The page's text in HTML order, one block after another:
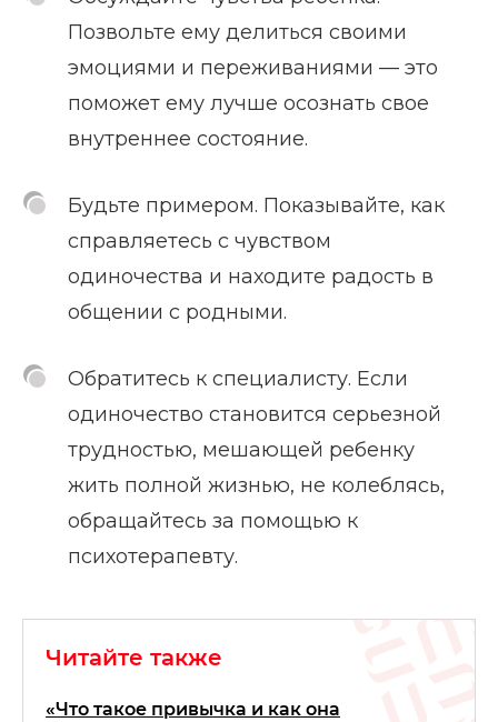
Позвольте ему делиться своими
эмоциями и переживаниями — это
поможет ему лучше осознать свое
внутреннее состояние.
Будьте примером. Показывайте, как
справляетесь с чувством
одиночества и находите радость в
общении с родными.
Обратитесь к специалисту. Если
одиночество становится серьезной
трудностью, мешающей ребенку
жить полной жизнью, не колеблясь,
обращайтесь за помощью к
психотерапевту.
Читайте также
«Что такое привычка и как она